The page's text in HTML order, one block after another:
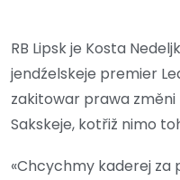
RB Lipsk je Kosta
jendźelskeje premier
zakitowar prawa
Sakskeje, kotřiž nimo
«Chcychmy kaderej za